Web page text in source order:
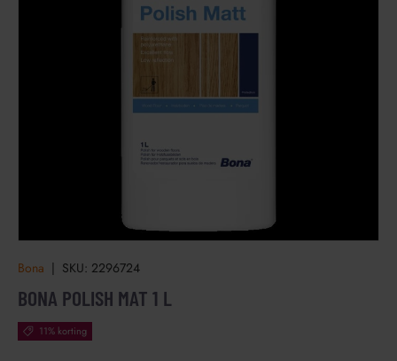
Bona | SKU: 2296724
BONA POLISH MAT 1 L
11% korting